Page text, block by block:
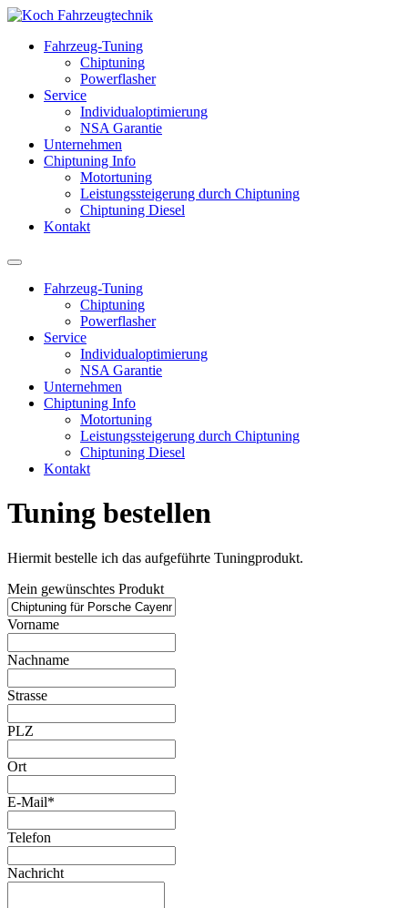
Fahrzeug-Tuning
Chiptuning
Powerflasher
Service
Individualoptimierung
NSA Garantie
Unternehmen
Chiptuning Info
Motortuning
Leistungssteigerung durch Chiptuning
Chiptuning Diesel
Kontakt
Fahrzeug-Tuning
Chiptuning
Powerflasher
Service
Individualoptimierung
NSA Garantie
Unternehmen
Chiptuning Info
Motortuning
Leistungssteigerung durch Chiptuning
Chiptuning Diesel
Kontakt
Tuning bestellen
Hiermit bestelle ich das aufgeführte Tuningprodukt.
Mein gewünschtes Produkt
Vorname
Nachname
Strasse
PLZ
Ort
E-Mail*
Telefon
Nachricht